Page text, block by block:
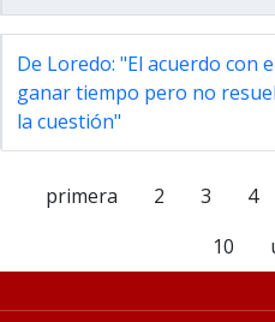
De Loredo: "El acuerdo con
ganar tiempo pero no
la cuestión"
primera 2 3 4
10